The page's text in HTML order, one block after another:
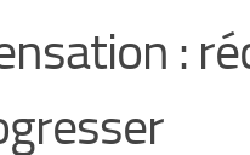
: